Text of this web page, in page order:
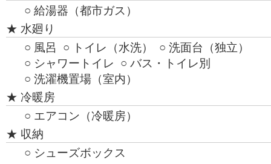
○ 給湯器（都市ガス）
★ 水廻り
○ 風呂
○ トイレ（水洗）
○ 洗面台（独立）
○ シャワートイレ
○ バス・トイレ別
○ 洗濯機置場（室内）
★ 冷暖房
○ エアコン（冷暖房）
★ 収納
○ シューズボックス